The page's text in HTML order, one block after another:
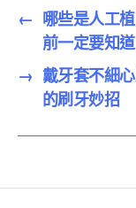
← 哪些是人工
前一定要知道
→ 戴牙套不細
的刷牙妙招